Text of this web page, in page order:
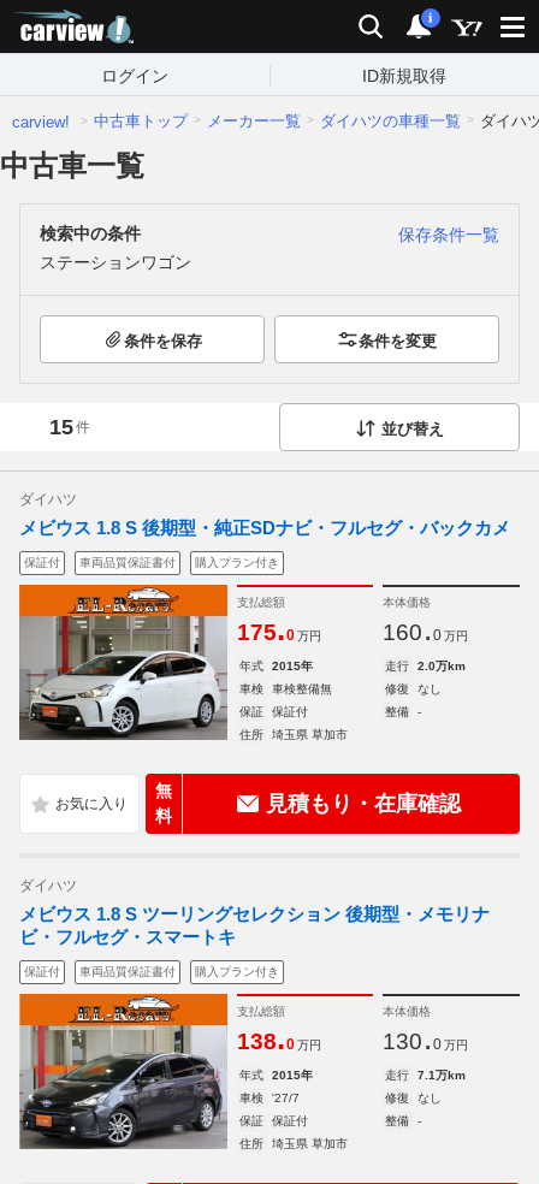
検索 通知
i
ログイン ID新規取得
carview! 中古車トップ メーカー一覧 ダイハツの車種一覧 ダイハ
中古車一覧
検索中の条件
保存条件一覧
ステーションワゴン
条件を保存 条件を変更
15件 並び替え
ダイハツ
メビウス 1.8 S 後期型・純正SDナビ・フルセグ・バックカメ
保証付 車両品質保証書付 購入プラン付き
支払総額
175.0 万円
本体価格
160. 0 万円
年式 2015年 走行
2.0万km
車検
車検整備無 修復
なし
保証
保証付 整備
-
住所
埼玉県 草加市
無
料
見積もり・在庫確認
ダイハツ
メビウス 1.8 S ツーリングセレクション 後期型・メモリナ
ビ・フルセグ・スマートキ
保証付 車両品質保証書付 購入プラン付き
支払総額
138.0 万円
本体価格
130. 0 万円
年式 2015年 走行
7.1万km
車検
'27/7 修復
なし
保証
保証付 整備
-
住所
埼玉県 草加市